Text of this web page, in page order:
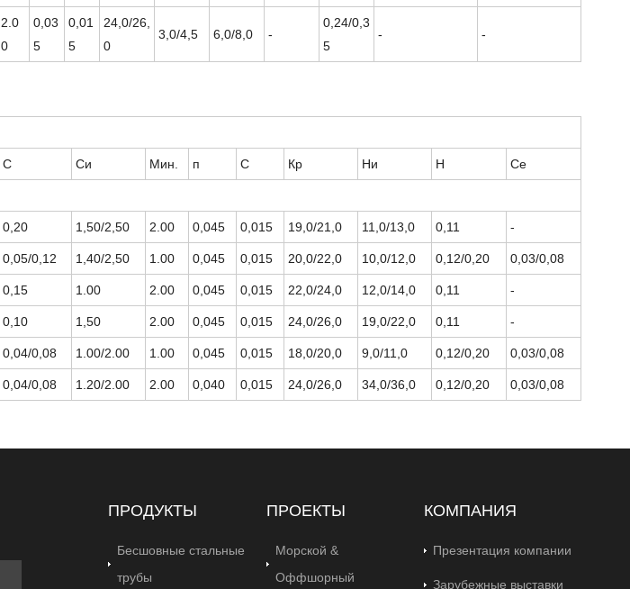
2.0
0
0,03
5
0,01
5
24,0/26,
0
3,0/4,5 6,0/8,0 -
0,24/0,3
5
- -
С Си Мин. п С Кр Ни Н Се
0,20 1,50/2,50 2.00 0,045 0,015 19,0/21,0 11,0/13,0 0,11 -
0,05/0,12 1,40/2,50 1.00 0,045 0,015 20,0/22,0 10,0/12,0 0,12/0,20 0,03/0,08
0,15 1.00 2.00 0,045 0,015 22,0/24,0 12,0/14,0 0,11 -
0,10 1,50 2.00 0,045 0,015 24,0/26,0 19,0/22,0 0,11 -
0,04/0,08 1.00/2.00 1.00 0,045 0,015 18,0/20,0 9,0/11,0 0,12/0,20 0,03/0,08
0,04/0,08 1.20/2.00 2.00 0,040 0,015 24,0/26,0 34,0/36,0 0,12/0,20 0,03/0,08
ПРОДУКТЫ
Бесшовные стальные
трубы
ПРОЕКТЫ
Морской &
Оффшорный
КОМПАНИЯ
Презентация компании
Зарубежные выставки